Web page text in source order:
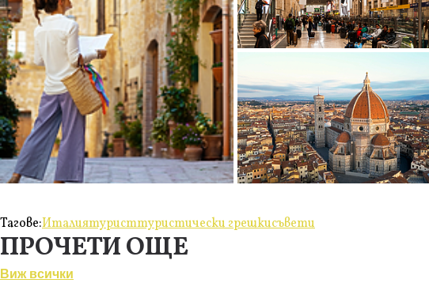
Тагове:Италиятуристтуристически грешкисъвети
ПРОЧЕТИ ОЩЕ
Виж всички